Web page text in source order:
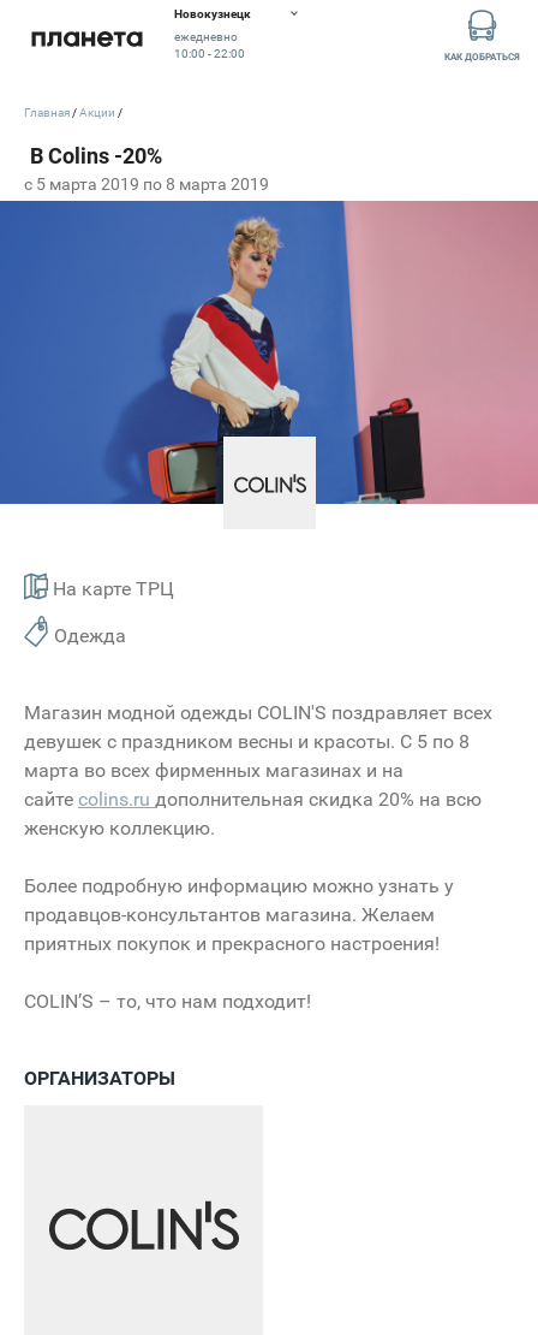
Новокузнецк
ежедневно
10:00 - 22:00
КАК ДОБРАТЬСЯ
c 5 марта 2019 по 8 марта 2019
На карте ТРЦ
Одежда
Главная Акции
Магазин модной одежды COLIN'S поздравляет всех
девушек с праздником весны и красоты. С 5 по 8
марта во всех фирменных магазинах и на
сайте colins.ru дополнительная скидка 20% на всю
женскую коллекцию.
Более подробную информацию можно узнать у
продавцов-консультантов магазина. Желаем
приятных покупок и прекрасного настроения!
COLIN’S – то, что нам подходит!
ОРГАНИЗАТОРЫ